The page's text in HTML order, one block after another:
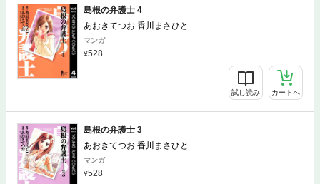
島根の弁護士 4
あおきてつお 香川まさひと
マンガ
528
試し読み カートへ
島根の弁護士 3
あおきてつお 香川まさひと
マンガ
528